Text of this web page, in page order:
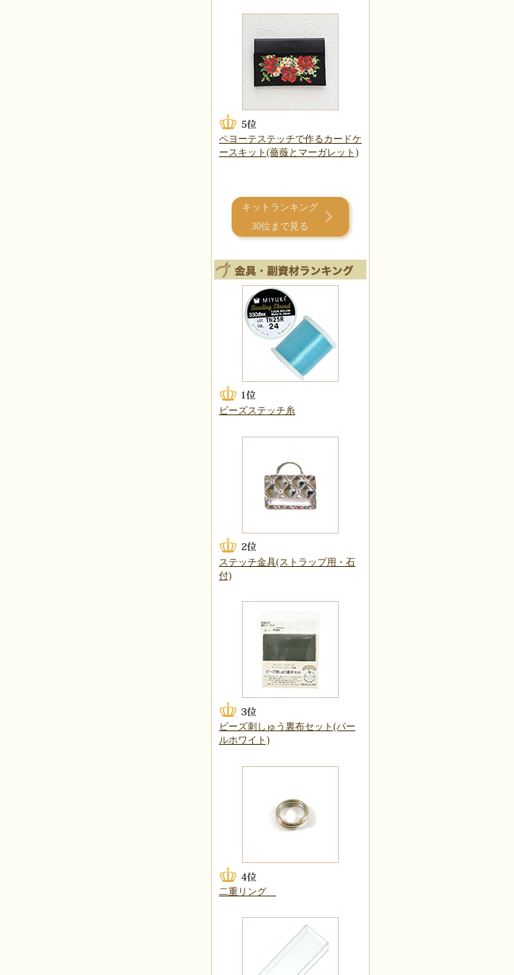
ペヨーテステッチで作るカードケ
ースキット(薔薇とマーガレット)
キットランキング
30位まで見る
ビーズステッチ糸
ステッチ金具(ストラップ用・石
付)
ビーズ刺しゅう裏布セット(パー
ルホワイト)
二重リング